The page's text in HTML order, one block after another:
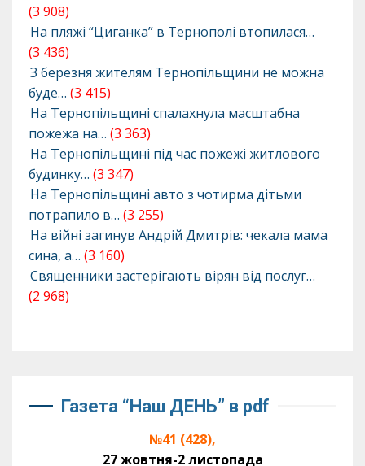
(3 908)
На пляжі “Циганка” в Тернополі втопилася…
(3 436)
З березня жителям Тернопільщини не можна
буде… (3 415)
На Тернопільщині спалахнула масштабна
пожежа на… (3 363)
На Тернопільщині під час пожежі житлового
будинку… (3 347)
На Тернопільщині авто з чотирма дітьми
потрапило в… (3 255)
На війні загинув Андрій Дмитрів: чекала мама
сина, а… (3 160)
Священники застерігають вірян від послуг…
(2 968)
Газета “Наш ДЕНЬ” в pdf
№41 (428),
27 жовтня-2 листопада